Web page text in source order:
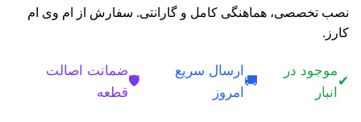
نصب تخصصی، هماهنگی کامل و گارانتی. سفارش از ام وی ام
کارز.
✔
موجود در
انبار
🚚
ارسال سریع
امروز
🛡️
ضمانت اصالت
قطعه